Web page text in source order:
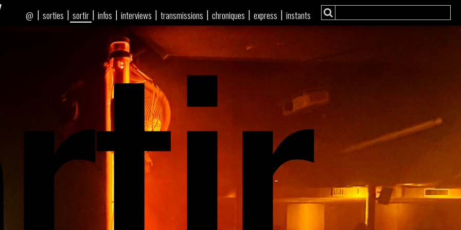
| sorties | sortir | infos | interviews | transmissions | chroniques | express | instants
@